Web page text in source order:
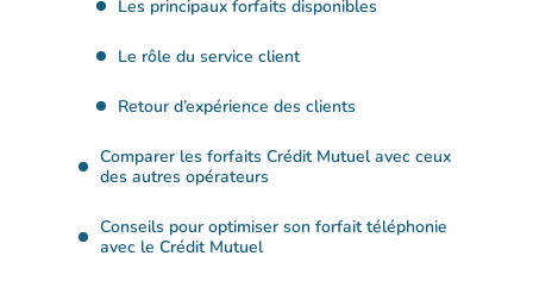
Les principaux forfaits disponibles
Le rôle du service client
Retour d’expérience des clients
Comparer les forfaits Crédit Mutuel avec ceux
des autres opérateurs
Conseils pour optimiser son forfait téléphonie
avec le Crédit Mutuel